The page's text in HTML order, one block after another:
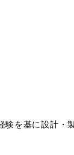
を基に設計・